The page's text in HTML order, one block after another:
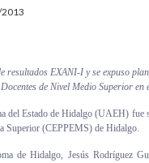
EXANI-I y se expuso
de Nivel Medio Superior en
del Estado de Hidalgo (UAEH)
Superior (CEPPEMS) de Hidalgo.
de Hidalgo, Jesús Rodríguez